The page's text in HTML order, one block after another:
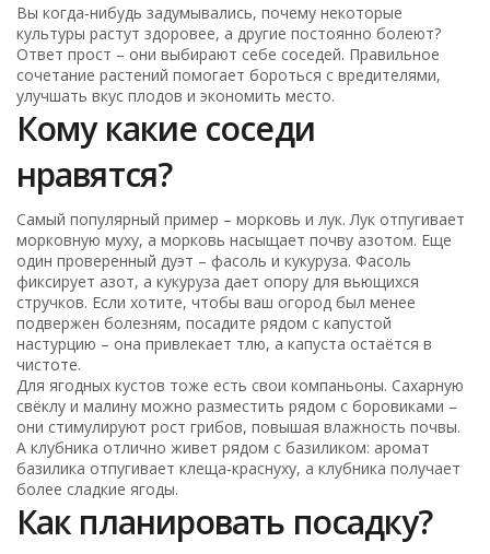
Вы когда‑нибудь задумывались, почему некоторые
культуры растут здоровее, а другие постоянно болеют?
Ответ прост – они выбирают себе соседей. Правильное
сочетание растений помогает бороться с вредителями,
улучшать вкус плодов и экономить место.
Кому какие соседи
нравятся?
Самый популярный пример – морковь и лук. Лук отпугивает
морковную муху, а морковь насыщает почву азотом. Еще
один проверенный дуэт – фасоль и кукуруза. Фасоль
фиксирует азот, а кукуруза дает опору для вьющихся
стручков. Если хотите, чтобы ваш огород был менее
подвержен болезням, посадите рядом с капустой
настурцию – она привлекает тлю, а капуста остаётся в
чистоте.
Для ягодных кустов тоже есть свои компаньоны. Сахарную
свёклу и малину можно разместить рядом с боровиками –
они стимулируют рост грибов, повышая влажность почвы.
А клубника отлично живет рядом с базиликом: аромат
базилика отпугивает клеща‑краснуху, а клубника получает
более сладкие ягоды.
Как планировать посадку?